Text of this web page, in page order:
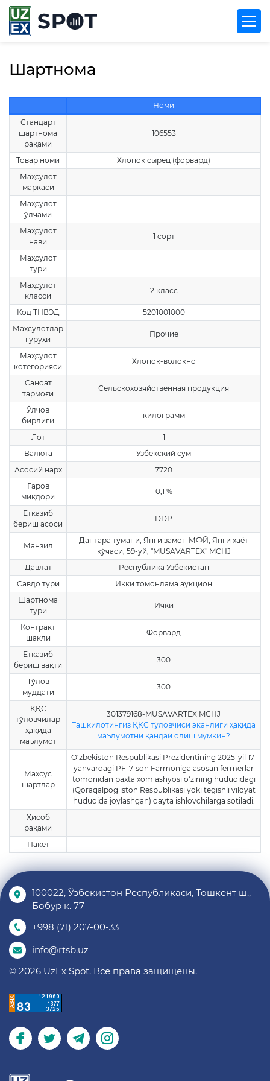
Шартнома
Номи
Стандарт
шартнома
рақами
106553
Товар номи
Хлопок сырец (форвард)
Маҳсулот
маркаси
Маҳсулот
ўлчами
Маҳсулот
нави
1 сорт
Маҳсулот
тури
Маҳсулот
класси
2 класс
Код ТНВЭД
5201001000
Маҳсулотлар
гуруҳи
Прочие
Маҳсулот
котегорияси
Хлопок-волокно
Саноат
тармоғи
Сельскохозяйственная продукция
Ўлчов
бирлиги
килограмм
Лот
1
Валюта
Узбекский сум
Асосий нарх
7720
Гаров
миқдори
0,1 %
Етказиб
бериш асоси
DDP
Манзил
Данғара тумани, Янги замон МФЙ, Янги хаёт
кўчаси, 59-уй, "MUSAVARTEX" MCHJ
Давлат
Республика Узбекистан
Савдо тури
Икки томонлама аукцион
Шартнома
тури
Ички
Контракт
шакли
Форвард
Етказиб
бериш вақти
300
Тўлов
муддати
300
ҚҚС
тўловчилар
ҳақида
маълумот
301379168-MUSAVARTEX MCHJ
Ташкилотингиз ҚҚС тўловчиси эканлиги ҳақида
маълумотни қандай олиш мумкин?
Махсус
шартлар
O‘zbekiston Respublikasi Prezidentining 2025-yil 17-
yanvardagi PF-7-son Farmoniga asosan fermerlar
tomonidan paxta xom ashyosi o‘zining hududidagi
(Qoraqalpog iston Respublikasi yoki tegishli viloyat
hududida joylashgan) qayta ishlovchilarga sotiladi.
Ҳисоб
рақами
Пакет
100022, Ўзбекистон Республикаси, Тошкент ш.,
Бобур к. 77
+998 (71) 207-00-33
info@rtsb.uz
© 2026 UzEx Spot. Все права защищены.